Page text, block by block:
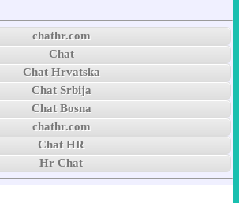
chathr.com
Chat
Chat Hrvatska
Chat Srbija
Chat Bosna
chathr.com
Chat HR
Hr Chat